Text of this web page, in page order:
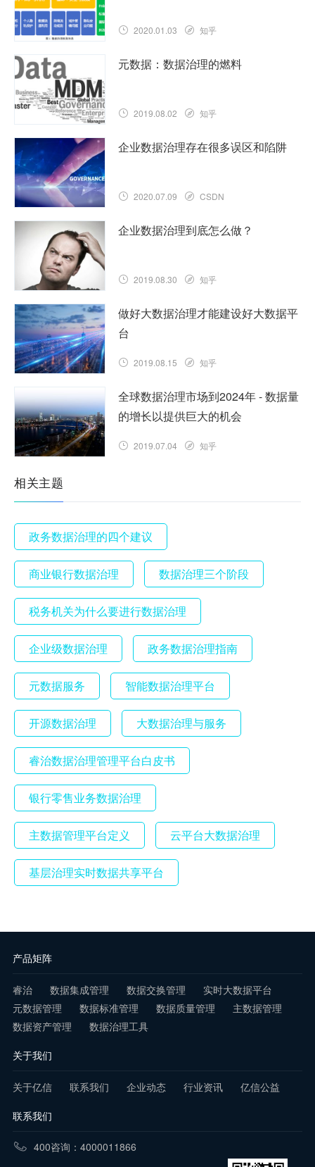
2020.01.03 知乎
元数据：数据治理的燃料
2019.08.02 知乎
企业数据治理存在很多误区和陷阱
2020.07.09 CSDN
企业数据治理到底怎么做？
2019.08.30 知乎
做好大数据治理才能建设好大数据平
台
2019.08.15 知乎
全球数据治理市场到2024年 - 数据量
的增长以提供巨大的机会
2019.07.04 知乎
相关主题
政务数据治理的四个建议
商业银行数据治理 数据治理三个阶段
税务机关为什么要进行数据治理
企业级数据治理 政务数据治理指南
元数据服务 智能数据治理平台
开源数据治理 大数据治理与服务
睿治数据治理管理平台白皮书
银行零售业务数据治理
主数据管理平台定义 云平台大数据治理
基层治理实时数据共享平台
产品矩阵
睿治 数据集成管理 数据交换管理
实时大数据平台
元数据管理
数据标准管理 数据质量管理
主数据管理
数据资产管理
数据治理工具
关于我们
关于亿信 联系我们 企业动态 行业资讯 亿信公益
联系我们
400咨询：4000011866